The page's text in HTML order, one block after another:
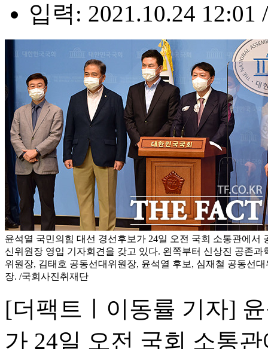
입력: 2021.10.24 12:01
윤석열 국민의힘 대선 경선후보가 24일 오전 국회 소통관에서
신위원장 영입 기자회견을 갖고 있다. 왼쪽부터 신상진 공존
위원장, 김태호 공동선대위원장, 윤석열 후보, 심재철 공동선
장. /국회사진취재단
[더팩트ㅣ이동률 기자]
가 24일 오전 국회 소통